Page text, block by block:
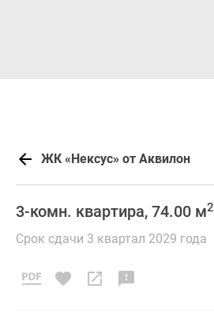
ЖК «Нексус» от Аквилон
3-комн. квартира, 74.00 м2
Срок сдачи 3 квартал 2029 года